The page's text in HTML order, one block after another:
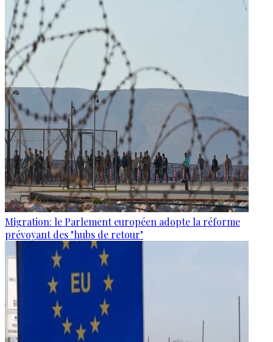
Migration: le Parlement européen adopte la réforme
prévoyant des "hubs de retour"